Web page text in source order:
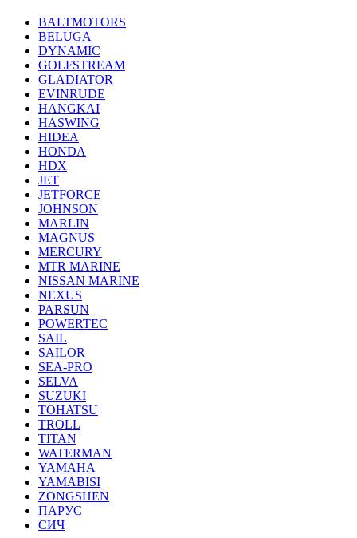
BALTMOTORS
BELUGA
DYNAMIC
GOLFSTREAM
GLADIATOR
EVINRUDE
HANGKAI
HASWING
HIDEA
HONDA
HDX
JET
JETFORCE
JOHNSON
MARLIN
MAGNUS
MERCURY
MTR MARINE
NISSAN MARINE
NEXUS
PARSUN
POWERTEC
SAIL
SAILOR
SEA-PRO
SELVA
SUZUKI
TOHATSU
TROLL
TITAN
WATERMAN
YAMAHA
YAMABISI
ZONGSHEN
ПАРУС
СИЧ